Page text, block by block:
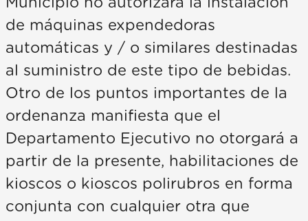
Municipio no autorizará la instalación
de máquinas expendedoras
automáticas y / o similares destinadas
al suministro de este tipo de bebidas.
Otro de los puntos importantes de la
ordenanza manifiesta que el
Departamento Ejecutivo no otorgará a
partir de la presente, habilitaciones de
kioscos o kioscos polirubros en forma
conjunta con cualquier otra que